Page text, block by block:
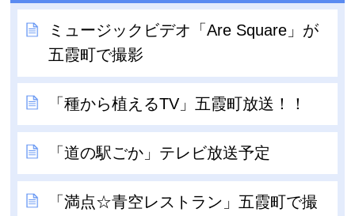
ミュージックビデオ「Are Square」が
五霞町で撮影
「種から植えるTV」五霞町放送！！
「道の駅ごか」テレビ放送予定
「満点☆青空レストラン」五霞町で撮